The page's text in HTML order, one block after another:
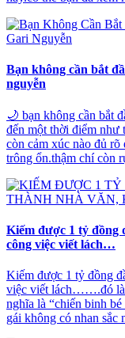
Bạn không cần bắt
nguyễn
🌙 bạn không cần bắt
đến một thời điểm
còn cảm xúc nào đủ
trông ổn.thậm chí còn
Kiếm được 1 tỷ đồng
công việc viết lách…
Kiếm được 1 tỷ đồng
việc viết lách…….đó là
nghĩa là “chiến binh
gái không có nhan sắc